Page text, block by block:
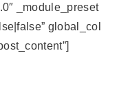
_module_preset
global_col